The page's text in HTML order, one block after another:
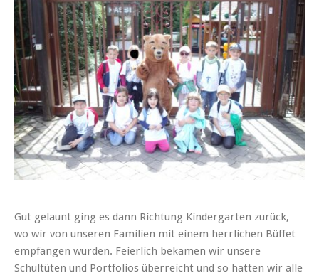
Gut gelaunt ging es dann Richtung Kindergarten zurück,
wo wir von unseren Familien mit einem herrlichen Büffet
empfangen wurden. Feierlich bekamen wir unsere
Schultüten und Portfolios überreicht und so hatten wir alle